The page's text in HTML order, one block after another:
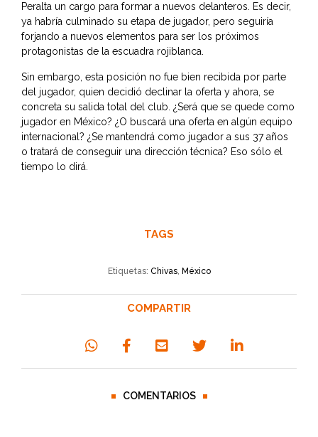
Peralta un cargo para formar a nuevos delanteros. Es decir,
ya habría culminado su etapa de jugador, pero seguiría
forjando a nuevos elementos para ser los próximos
protagonistas de la escuadra rojiblanca.
Sin embargo, esta posición no fue bien recibida por parte
del jugador, quien decidió declinar la oferta y ahora, se
concreta su salida total del club. ¿Será que se quede como
jugador en México? ¿O buscará una oferta en algún equipo
internacional? ¿Se mantendrá como jugador a sus 37 años
o tratará de conseguir una dirección técnica? Eso sólo el
tiempo lo dirá.
TAGS
Etiquetas: Chivas, México
COMPARTIR
COMENTARIOS